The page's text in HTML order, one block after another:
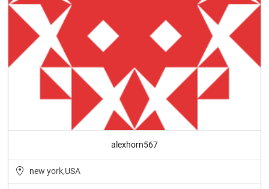
alexhorn567
new york,USA